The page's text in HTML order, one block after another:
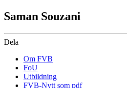
Saman Souzani
Dela
Om FVB
FoU
Utbildning
FVB-Nytt som pdf